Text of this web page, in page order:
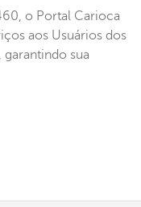
o Portal Carioca
aos Usuários dos
sua